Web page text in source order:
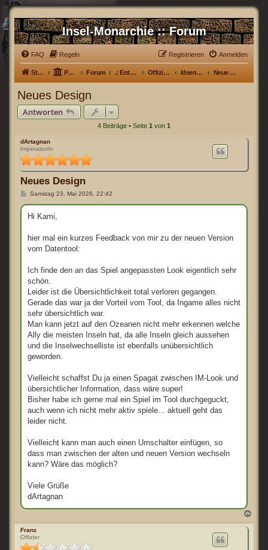
Insel-Monarchie :: Forum
FAQ Regeln Anmelden
Registrieren
Startseite Portal Forum .: Entwicklerecke :. Offizielles Datentool Ideenfindung Neue Ideen
Neues Design
Antworten
4 Beiträge • Seite 1 von 1
dArtagnan
Imperator/in
Neues Design
B
i
t
g
Samstag 23. Mai 2026, 22:42
Hi Kami,
hier mal ein kurzes Feedback von mir zu der neuen Version
vom Datentool:
Ich finde den an das Spiel angepassten Look eigentlich sehr
schön.
Leider ist die Übersichtlichkeit total verloren gegangen.
Gerade das war ja der Vorteil vom Tool, da Ingame alles nicht
sehr übersichtlich war.
Man kann jetzt auf den Ozeanen nicht mehr erkennen welche
Ally die meisten Inseln hat, da alle Inseln gleich aussehen
und die Inselwechselliste ist ebenfalls unübersichtlich
geworden.
Vielleicht schaffst Du ja einen Spagat zwischen IM-Look und
übersichtlicher Information, dass wäre super!
Bisher habe ich gerne mal ein Spiel im Tool durchgeguckt,
auch wenn ich nicht mehr aktiv spiele... aktuell geht das
leider nicht.
Vielleicht kann man auch einen Umschalter einfügen, so
dass man zwischen der alten und neuen Version wechseln
kann? Wäre das möglich?
Viele Grüße
dArtagnan
Franz
Offizier